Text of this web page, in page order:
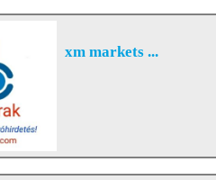
xm markets ...